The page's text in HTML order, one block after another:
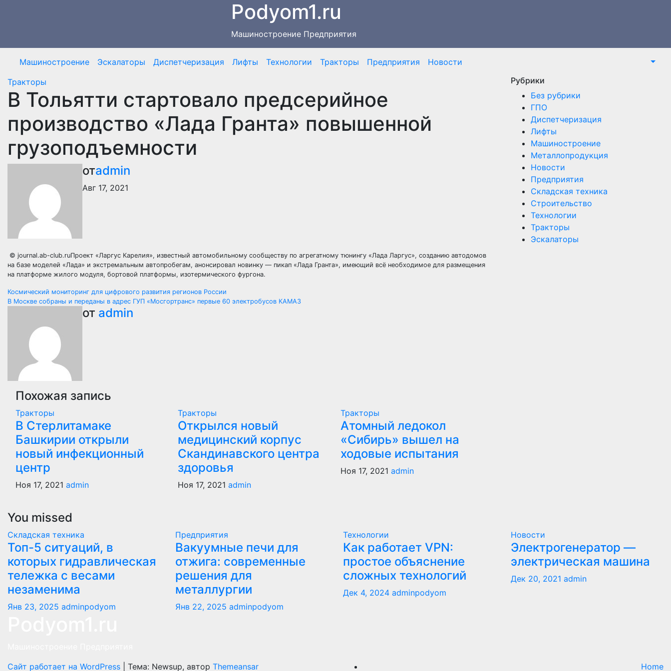
Podyom1.ru
Машиностроение Предприятия
Машиностроение Эскалаторы Диспетчеризация Лифты Технологии Тракторы Предприятия
Новости
Тракторы
В Тольятти стартовало предсерийное
производство «Лада Гранта» повышенной
грузоподъемности
отadmin
Авг 17, 2021
© journal.ab-club.ruПроект «Ларгус Карелия», известный автомобильному сообществу по агрегатному тюнингу «Лада Ларгус», созданию автодомов
на базе моделей «Лада» и экстремальным автопробегам, анонсировал новинку — пикап «Лада Гранта», имеющий всё необходимое для размещения
на платформе жилого модуля, бортовой платформы, изотермического фургона.
Навигация
записям
Космический мониторинг для цифрового развития регионов России
В Москве собраны и переданы в адрес ГУП «Мосгортранс» первые 60 электробусов КАМАЗ
от admin
Похожая запись
Тракторы
В Стерлитамаке
Башкирии открыли
новый инфекционный
центр
Ноя 17, 2021 admin
Тракторы
Открылся новый
медицинский корпус
Скандинавского центра
здоровья
Ноя 17, 2021 admin
Тракторы
Атомный ледокол
«Сибирь» вышел на
ходовые испытания
Ноя 17, 2021 admin
Рубрики
Без рубрики
ГПО
Диспетчеризация
Лифты
Машиностроение
Металлопродукция
Новости
Предприятия
Складская техника
Строительство
Технологии
Тракторы
Эскалаторы
You missed
Складская техника
Топ-5 ситуаций, в
которых гидравлическая
тележка с весами
незаменима
Янв 23, 2025 adminpodyom
Предприятия
Вакуумные печи для
отжига: современные
решения для
металлургии
Янв 22, 2025 adminpodyom
Технологии
Как работает VPN:
простое объяснение
сложных технологий
Дек 4, 2024 adminpodyom
Новости
Электрогенератор —
электрическая машина
Дек 20, 2021 admin
Сайт работает на WordPress
Тема: Newsup, автор Themeansar Home